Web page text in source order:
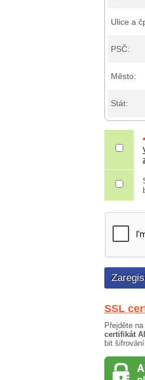
Ulice a
PSČ:
Město:
Stát:
*
SSL
Přejděte
certifikát
bit